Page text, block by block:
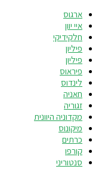
ארגוס
איי יוון
חלקידיקי
פיליון
פיליון
פיראוס
לינדוס
חאניה
זגוריה
מקדוניה היוונית
מיקונוס
כרתים
קורפו
סנטוריני